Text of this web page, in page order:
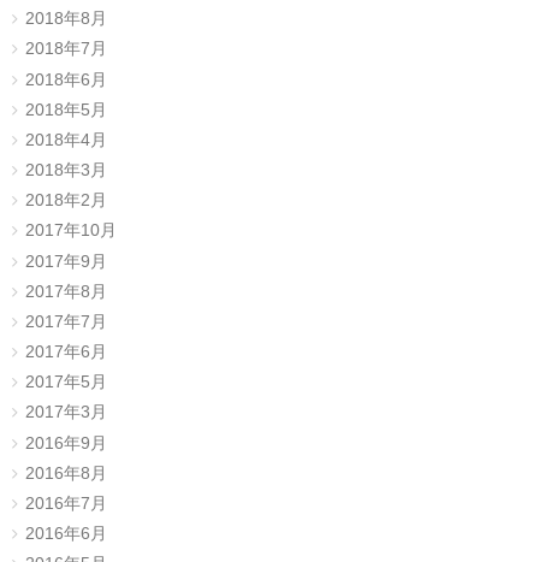
2018年8月
2018年7月
2018年6月
2018年5月
2018年4月
2018年3月
2018年2月
2017年10月
2017年9月
2017年8月
2017年7月
2017年6月
2017年5月
2017年3月
2016年9月
2016年8月
2016年7月
2016年6月